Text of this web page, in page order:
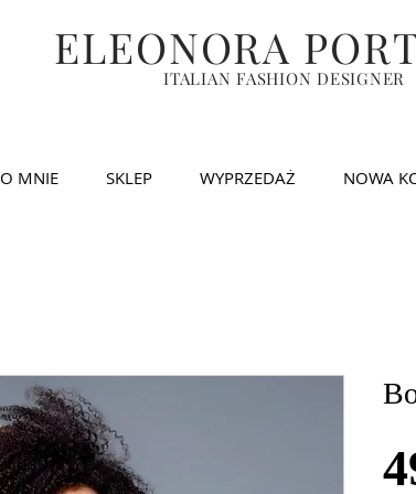
ELEONORA
ITALIAN FASHION DESIGNER
O MNIE SKLEP WYPRZEDAŻ NOWA